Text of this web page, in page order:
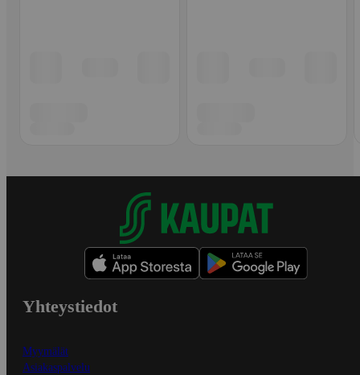
Yhteystiedot
Myymälät
Asiakaspalvelu